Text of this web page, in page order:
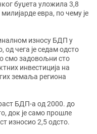
буџета уложила 3,8
евра, по чему је
износу БДП у
од чега је седам одсто
смо задовољни сто
инвестиција на
земаља региона
БДП-а од 2000. до
док је само прошле
износио 2,5 одсто.